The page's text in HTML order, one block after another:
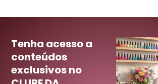
Tenha acesso a
conteúdos
exclusivos no